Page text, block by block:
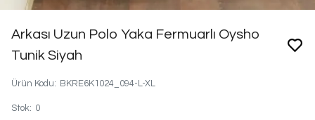
Arkası Uzun Polo Yaka Fermuarlı Oysho
Tunik Siyah
Ürün Kodu: BKRE6K1024_094-L-XL
Stok: 0